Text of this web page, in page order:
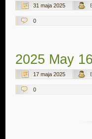
31 maja 2025
0
2025 May
17 maja 2025
0